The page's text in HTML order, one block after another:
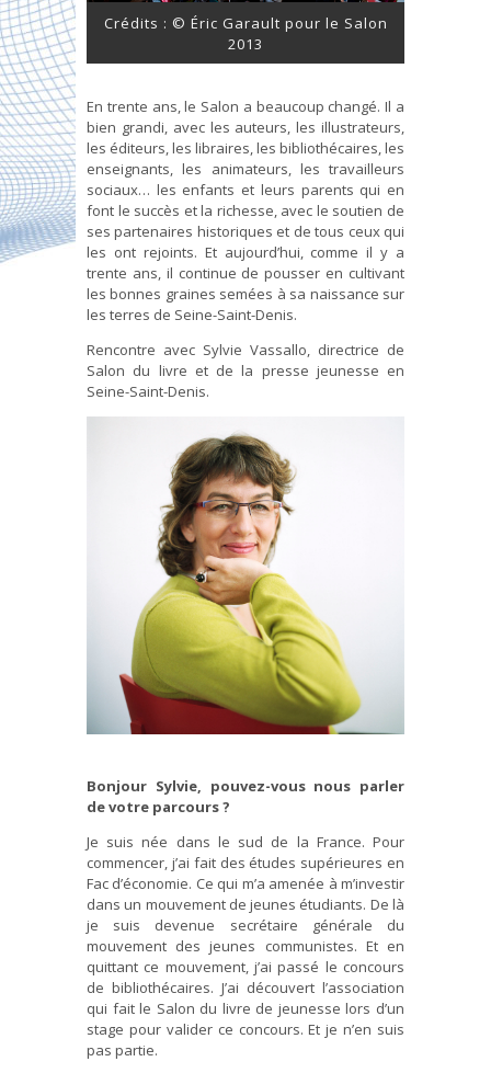
Crédits : © Éric Garault pour le Salon
2013
En trente ans, le Salon a beaucoup changé. Il a
bien grandi, avec les auteurs, les illustrateurs,
les éditeurs, les libraires, les bibliothécaires, les
enseignants, les animateurs, les travailleurs
sociaux… les enfants et leurs parents qui en
font le succès et la richesse, avec le soutien de
ses partenaires historiques et de tous ceux qui
les ont rejoints. Et aujourd’hui, comme il y a
trente ans, il continue de pousser en cultivant
les bonnes graines semées à sa naissance sur
les terres de Seine-Saint-Denis.
Rencontre avec Sylvie Vassallo, directrice de
Salon du livre et de la presse jeunesse en
Seine-Saint-Denis.
Bonjour Sylvie, pouvez-vous nous parler
de votre parcours ?
Je suis née dans le sud de la France. Pour
commencer, j’ai fait des études supérieures en
Fac d’économie. Ce qui m’a amenée à m’investir
dans un mouvement de jeunes étudiants. De là
je suis devenue secrétaire générale du
mouvement des jeunes communistes. Et en
quittant ce mouvement, j’ai passé le concours
de bibliothécaires. J’ai découvert l’association
qui fait le Salon du livre de jeunesse lors d’un
stage pour valider ce concours. Et je n’en suis
pas partie.